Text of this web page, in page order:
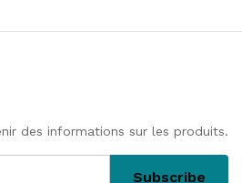
des informations sur les produits.